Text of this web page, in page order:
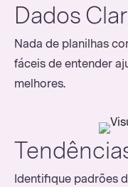
Dados
Nada de planilhas
fáceis de entender
melhores.
Identifique padrões